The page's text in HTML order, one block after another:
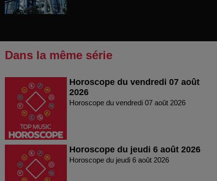
Dans la même série
Horoscope du vendredi 07 août
2026
Horoscope du vendredi 07 août 2026
Horoscope du jeudi 6 août 2026
Horoscope du jeudi 6 août 2026